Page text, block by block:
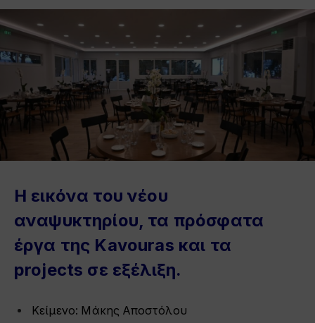
Η εικόνα του νέου
αναψυκτηρίου, τα πρόσφατα
έργα της Kavouras και τα
projects σε εξέλιξη.
Κείμενο: Μάκης Αποστόλου